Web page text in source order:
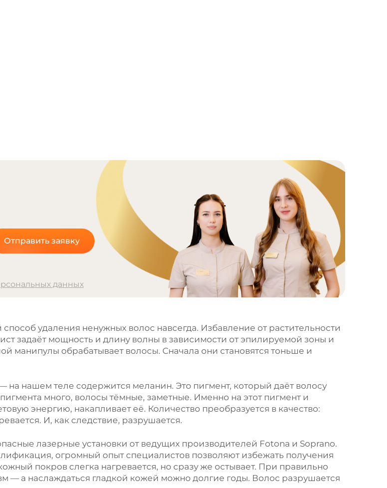
Отправить заявку
данных
удаления ненужных волос навсегда. Избавление от растительности
задаёт мощность и длину волны в зависимости от эпилируемой зоны и
манипулы обрабатывает волосы. Сначала они становятся тоньше и
нашем теле содержится меланин. Это пигмент, который даёт волосу
много, волосы тёмные, заметные. Именно на этот пигмент и
энергию, накапливает её. Количество преобразуется в качество:
И, как следствие, разрушается.
лазерные установки от ведущих производителей Fotona и Soprano.
огромный опыт специалистов позволяют избежать получения
покров слегка нагревается, но сразу же остывает. При правильно
— а наслаждаться гладкой кожей можно долгие годы. Волос разрушается